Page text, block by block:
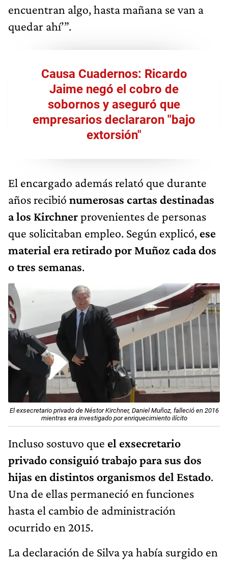
encuentran algo, hasta mañana se van a
quedar ahí’”.
Causa Cuadernos: Ricardo
Jaime negó el cobro de
sobornos y aseguró que
empresarios declararon "bajo
extorsión"
El encargado además relató que durante
años recibió numerosas cartas destinadas
a los Kirchnerprovenientes de personas
que solicitaban empleo. Según explicó, ese
material era retirado por Muñoz cada dos
o tres semanas.
El exsecretario privado de Néstor Kirchner, Daniel Muñoz, falleció en 2016
mientras era investigado por enriquecimiento ilícito
Incluso sostuvo que el exsecretario
privado consiguió trabajo para sus dos
hijas en distintos organismos del Estado.
Una de ellas permaneció en funciones
hasta el cambio de administración
ocurrido en 2015.
La declaración de Silva ya había surgido en